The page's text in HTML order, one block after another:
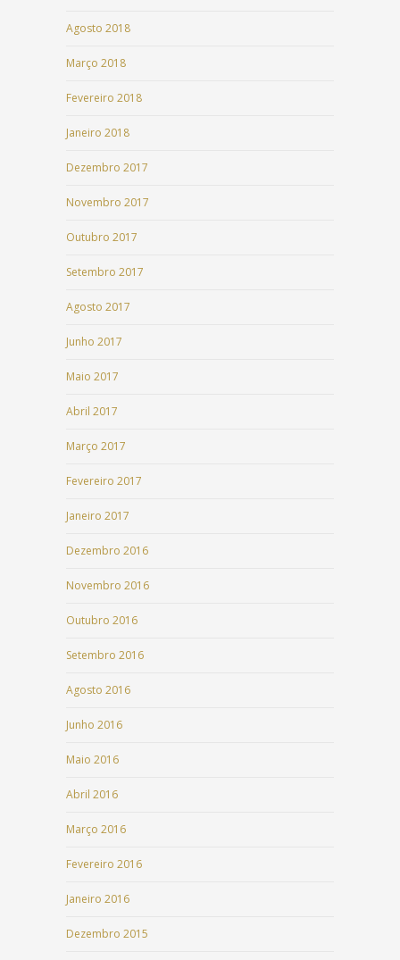
Agosto 2018
Março 2018
Fevereiro 2018
Janeiro 2018
Dezembro 2017
Novembro 2017
Outubro 2017
Setembro 2017
Agosto 2017
Junho 2017
Maio 2017
Abril 2017
Março 2017
Fevereiro 2017
Janeiro 2017
Dezembro 2016
Novembro 2016
Outubro 2016
Setembro 2016
Agosto 2016
Junho 2016
Maio 2016
Abril 2016
Março 2016
Fevereiro 2016
Janeiro 2016
Dezembro 2015